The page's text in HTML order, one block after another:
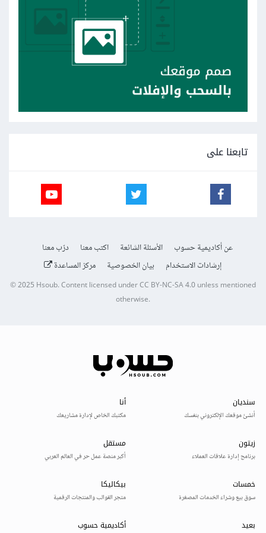
تابعنا على
عن أكاديمية حسوب الأسئلة الشائعة اكتب معنا
درّب معنا
إرشادات الاستخدام
بيان الخصوصية مركز المساعدة
© 2025Hsoub.Content licensed underCC BY-NC-SA 4.0unless mentioned
otherwise.